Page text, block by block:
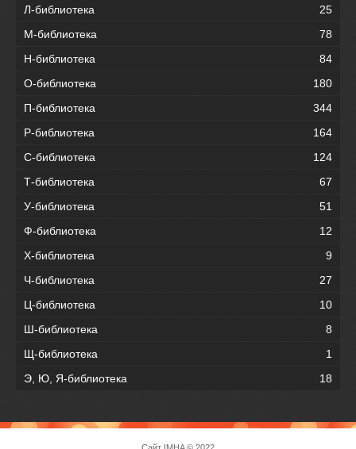
Л-библиотека
25
М-библиотека
78
Н-библиотека
84
О-библиотека
180
П-библиотека
344
Р-библиотека
164
С-библиотека
124
Т-библиотека
67
У-библиотека
51
Ф-библиотека
12
Х-библиотека
9
Ч-библиотека
27
Ц-библиотека
10
Ш-библиотека
8
Щ-библиотека
1
Э, Ю, Я-библиотека
18